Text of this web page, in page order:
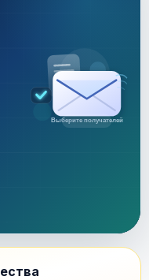
Рассылка за несколько минут